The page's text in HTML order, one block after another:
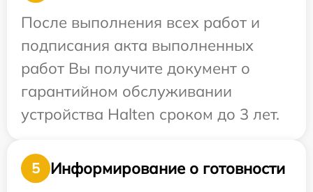
После выполнения всех работ и
подписания акта выполненных
работ Вы получите документ о
гарантийном обслуживании
устройства Halten сроком до 3 лет.
5
Информирование о готовности